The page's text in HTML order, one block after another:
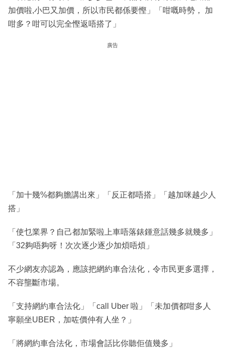
加價啦,小巴又加價，所以市民都係要慳」「咁嘅時勢， 加
咁多？咁可以完全慳返唔搭了」
廣告
「加十幾%都夠膽講出來」「反正都唔搭」「越加咪越少人
搭」
「使乜業界？自己都加緊啦上車唔落錶鍾意話幾多就幾多」
「32夠唔夠呀！次次逐少逐少加煩唔煩」
不少網友亦認為，應該把網約車合法化，令市民更多選擇，
不容壟斷市場。
「支持網約車合法化」「call Uber 啦」「未加價都咁多人
寧願坐UBER，加咗價仲有人坐？」
「將網約車合法化，市場會話比你聽佢值幾多」